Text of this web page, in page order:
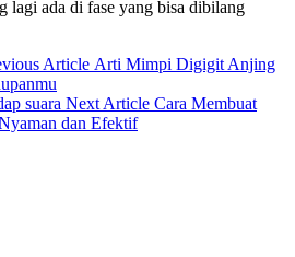
lagi ada di fase yang bisa dibilang
Article Previous
Arti Mimpi Digigit Anjing
Next Article Next
Cara Membuat
dan Efektif